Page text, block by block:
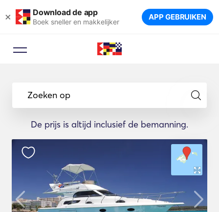
× Download de app
Boek sneller en makkelijker APP GEBRUIKEN
Zoeken op
De prijs is altijd inclusief de bemanning.